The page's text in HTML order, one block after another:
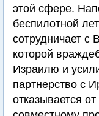
этой сфере.
беспилотной
сотрудничает с
которой
Израилю и
партнерство с
отказывается